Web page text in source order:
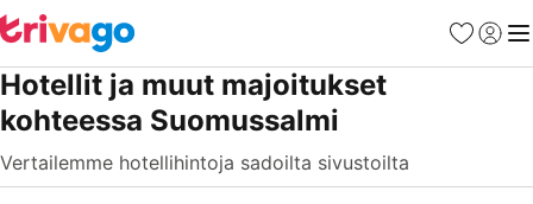
Suosikit
Hotellit ja muut majoitukset
kohteessa Suomussalmi
Vertailemme hotellihintoja sadoilta sivustoilta